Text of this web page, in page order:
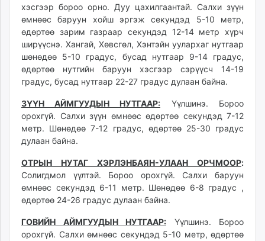
isee.mn
mglradio.com
fact.mn
itoim.mn
tumen.mn
shuum.mn
times.mn
tvmongolia.mn
mass.mn
unegui.mn
assa.mn
toim.mn
tac.mn
paparazzi.mn
unread.today
хэсгээр бороо орно. Дуу цахилгаантай. Салхи зүүн
өмнөөс баруун хойш эргэж секундэд 5-10 метр,
өдөртөө зарим газраар секундэд 12-14 метр хүрч
ширүүснэ. Хангай, Хөвсгөл, Хэнтэйн уулархаг нутгаар
шөнөдөө 5-10 градус, бусад нутгаар 9-14 градус,
өдөртөө нутгийн баруун хэсгээр сэрүүсч 14-19
градус, бусад нутгаар 22-27 градус дулаан байна.
ЗҮҮН АЙМГУУДЫН НУТГААР: Үүлшинэ. Бороо
орохгүй. Салхи зүүн өмнөөс өдөртөө секундэд 7-12
метр. Шөнөдөө 7-12 градус, өдөртөө 25-30 градус
дулаан байна.
ОТРЫН НУТАГ ХЭРЛЭНБАЯН-УЛААН ОРЧМООР:
Солигдмол үүлтэй. Бороо орохгүй. Салхи баруун
өмнөөс секундэд 6-11 метр. Шөнөдөө 6-8 градус ,
өдөртөө 24-26 градус дулаан байна.
ГОВИЙН АЙМГУУДЫН НУТГААР: Үүлшинэ. Бороо
орохгүй. Салхи өмнөөс секундэд 5-10 метр, өдөртөө